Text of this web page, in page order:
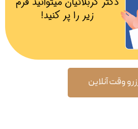
وقت آنلاین